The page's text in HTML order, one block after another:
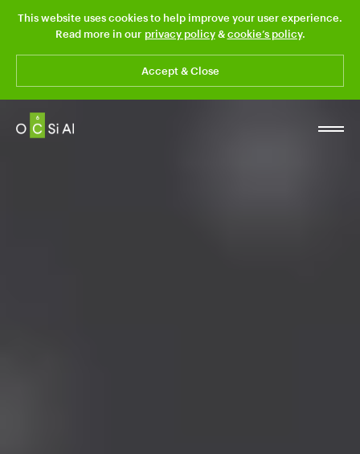
This website uses cookies to help improve your user experience.
Read more in our privacy policy&cookie’s policy.
Accept & Close